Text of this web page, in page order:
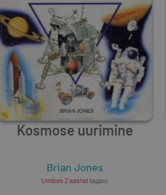
Kosmose uurimine
Brian Jones
Umbes 2 aastattagasi